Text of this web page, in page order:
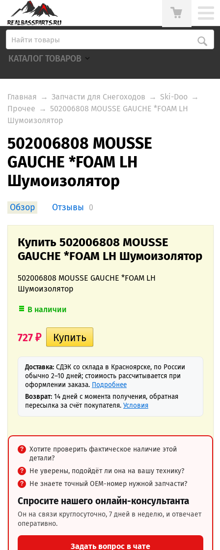
КАТАЛОГ ТОВАРОВ
Главная → Запчасти для Снегоходов → Ski-Doo →
Прочее → 502006808 MOUSSE GAUCHE *FOAM LH
Шумоизолятор
502006808 MOUSSE
GAUCHE *FOAM LH
Шумоизолятор
Обзор Отзывы 0
Купить 502006808 MOUSSE
GAUCHE *FOAM LH Шумоизолятор
502006808 MOUSSE GAUCHE *FOAM LH
Шумоизолятор
В наличии
727 ₽
Доставка: СДЭК со склада в Красноярске, по России
обычно 2–10 дней; стоимость рассчитывается при
оформлении заказа. Подробнее
Возврат: 14 дней с момента получения, обратная
пересылка за счёт покупателя. Условия
Хотите проверить фактическое наличие этой
детали?
Не уверены, подойдёт ли она на вашу технику?
Не знаете точный OEM-номер нужной запчасти?
Спросите нашего онлайн-консультанта
Он на связи круглосуточно, 7 дней в неделю, и отвечает
оперативно.
Задать вопрос в чате